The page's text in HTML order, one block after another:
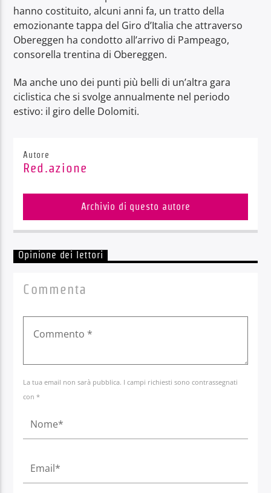
hanno costituito, alcuni anni fa, un tratto della
emozionante tappa del Giro d’Italia che attraverso
Obereggen ha condotto all’arrivo di Pampeago,
consorella trentina di Obereggen.
Ma anche uno dei punti più belli di un’altra gara
ciclistica che si svolge annualmente nel periodo
estivo: il giro delle Dolomiti.
Autore
Red.azione
Archivio di questo autore
Opinione dei lettori
Commenta
La tua email non sarà pubblica. I campi richiesti sono contrassegnati
con *